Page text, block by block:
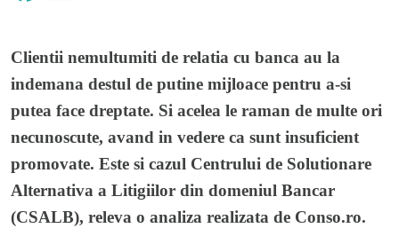
Clientii nemultumiti de relatia cu banca au la
indemana destul de putine mijloace pentru a-si
putea face dreptate. Si acelea le raman de multe ori
necunoscute, avand in vedere ca sunt insuficient
promovate. Este si cazul Centrului de Solutionare
Alternativa a Litigiilor din domeniul Bancar
(CSALB), releva o analiza realizata de Conso.ro.